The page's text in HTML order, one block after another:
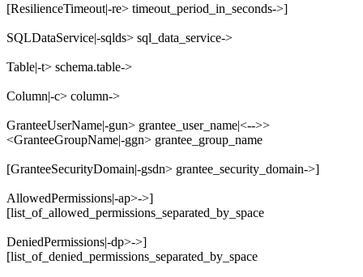
[<-ResilienceTimeout|-re> timeout_period_in_seconds]
<-SQLDataService|-sqlds> sql_data_service
<-Table|-t> schema.table
<-Column|-c> column
<<-GranteeUserName|-gun> grantee_user_name|<-
GranteeGroupName|-ggn> grantee_group_name>
[<-GranteeSecurityDomain|-gsdn> grantee_security_domain]
[<-AllowedPermissions|-ap>
list_of_allowed_permissions_separated_by_space]
[<-DeniedPermissions|-dp>
list_of_denied_permissions_separated_by_space]